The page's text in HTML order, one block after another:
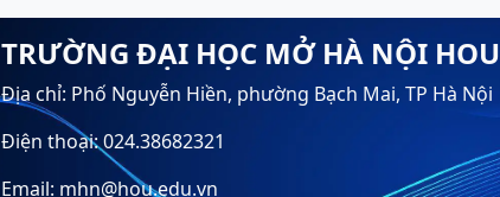
TRƯỜNG ĐẠI HỌC MỞ HÀ NỘI HOU
Địa chỉ: Phố Nguyễn Hiền, phường Bạch Mai, TP Hà Nội
Điện thoại: 024.38682321
Email: mhn@hou.edu.vn